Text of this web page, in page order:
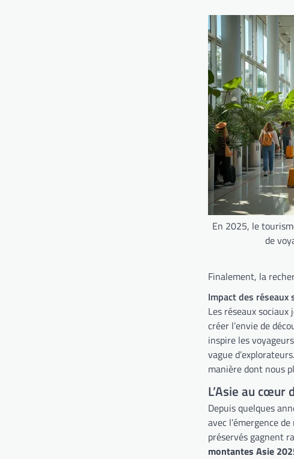
En 2025, le
de
Finalement, la
Impact des réseaux
Les réseaux
créer l’envie de
inspire les
vague
manière dont nous
L’Asie au
Depuis quelques
avec l’émergence
préservés gagnent
montantes Asie